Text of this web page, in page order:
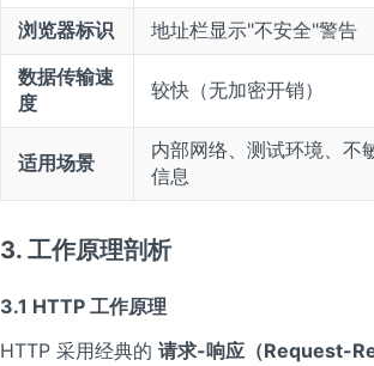
浏览器标识
地址栏显示"不安全"警告
数据传输速
度
较快（无加密开销）
适用场景
内部网络、测试环境、不
信息
3. 工作原理剖析
3.1 HTTP 工作原理
HTTP 采用经典的请求-响应（Request-